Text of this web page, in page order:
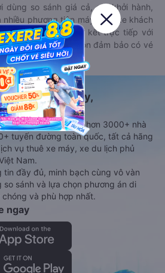
dùng so sánh giá cả, giờ khởi hành,
phương tiện máy bay, xe khách
Goyolo được liên kết trực tiếp với
và tàu hoả, luôn đảm bảo có vé
khách, Máy bay,
đa phương tiện với hơn 3000+ nhà
tuyến đường toàn quốc, tất cả hãng
vụ thuê xe máy, xe du lịch phủ
Nam.
tin đầy đủ, minh bạch cùng vô vàn
sánh và lựa chọn phương án di
và phù hợp nhất.
ngay